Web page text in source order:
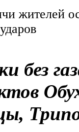
жителей
без